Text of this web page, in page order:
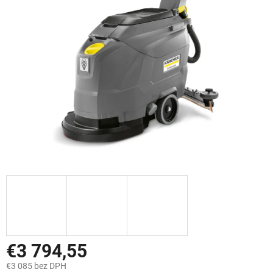
€3 794,55
€3 085 bez DPH